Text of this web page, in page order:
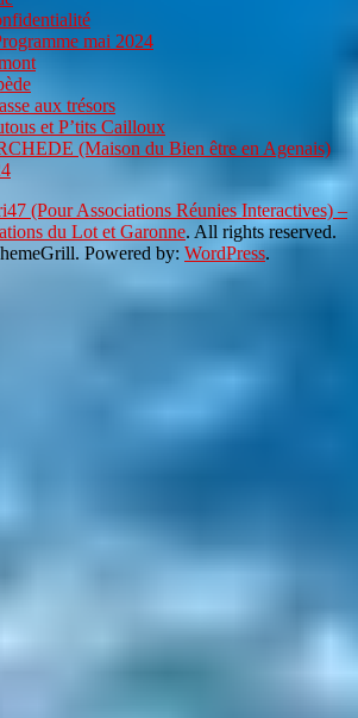
mai 2024
aux trésors
et P’tits Cailloux
(Maison du Bien être en Agenais)
(Pour Associations Réunies Interactives) –
du Lot et Garonne. All rights reserved.
Powered by: WordPress.